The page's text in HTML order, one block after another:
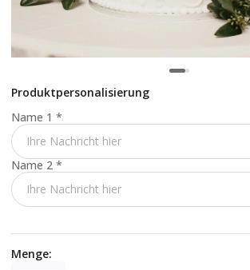
Produktpersonalisierung
Name 1 *
Name 2 *
Menge: